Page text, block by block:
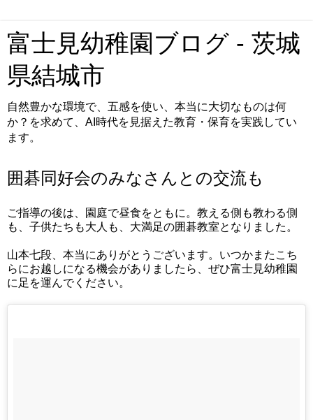
富士見幼稚園ブログ - 茨城
県結城市
自然豊かな環境で、五感を使い、本当に大切なものは何
か？を求めて、AI時代を見据えた教育・保育を実践してい
ます。
囲碁同好会のみなさんとの交流も
ご指導の後は、園庭で昼食をともに。教える側も教わる側
も、子供たちも大人も、大満足の囲碁教室となりました。
山本七段、本当にありがとうございます。いつかまたこち
らにお越しになる機会がありましたら、ぜひ富士見幼稚園
に足を運んでください。